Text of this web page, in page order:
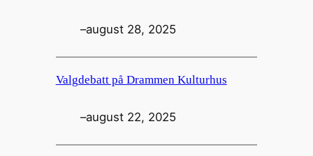
–august 28, 2025
Valgdebatt på Drammen Kulturhus
–august 22, 2025